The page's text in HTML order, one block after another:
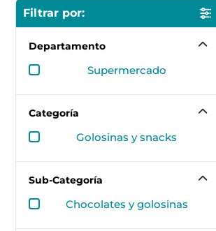
Departamento
supermercado
Categoría
golosinas y snacks
Sub-Categoría
chocolates y golosinas